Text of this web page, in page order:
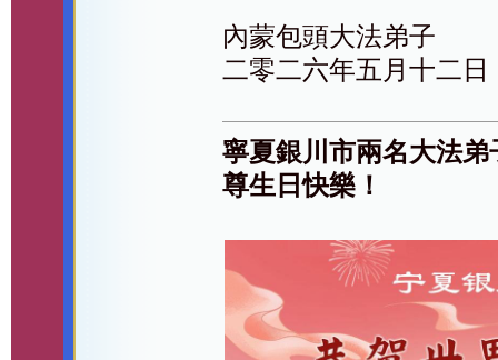
內蒙包頭大法弟子
二零二六年五月十二日
寧夏銀川市兩名大法
尊生日快樂！